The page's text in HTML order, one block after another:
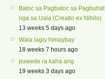
Batoc sa Pagbatoc sa Pagbuhat
nga sa Uala (Creatio ex Nihilo)
13 weeks 5 days ago
Wala lagiy himaybay
18 weeks 7 hours ago
puwede ra kaha ang
19 weeks 3 days ago